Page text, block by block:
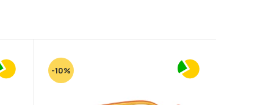
-10%